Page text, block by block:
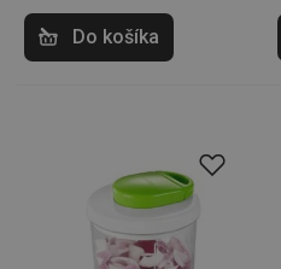
Do košíka
cjConsent
udid